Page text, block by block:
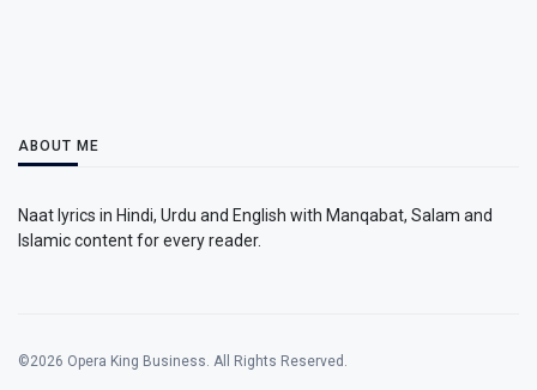
ABOUT ME
Naat lyrics in Hindi, Urdu and English with Manqabat, Salam and
Islamic content for every reader.
©2026 Opera King Business. All Rights Reserved.